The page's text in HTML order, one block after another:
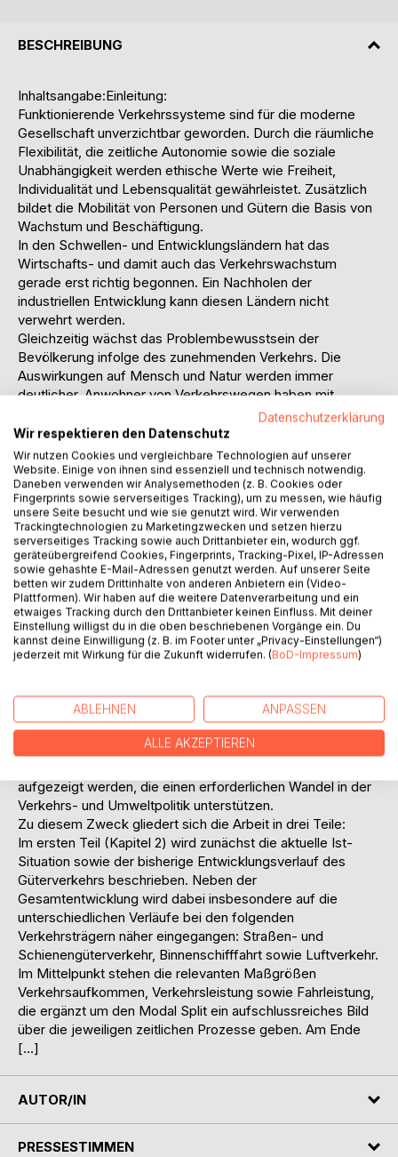
BESCHREIBUNG
Inhaltsangabe:Einleitung:
Funktionierende Verkehrssysteme sind für die moderne
Gesellschaft unverzichtbar geworden. Durch die räumliche
Flexibilität, die zeitliche Autonomie sowie die soziale
Unabhängigkeit werden ethische Werte wie Freiheit,
Individualität und Lebensqualität gewährleistet. Zusätzlich
bildet die Mobilität von Personen und Gütern die Basis von
Wachstum und Beschäftigung.
In den Schwellen- und Entwicklungsländern hat das
Wirtschafts- und damit auch das Verkehrswachstum
gerade erst richtig begonnen. Ein Nachholen der
industriellen Entwicklung kann diesen Ländern nicht
verwehrt werden.
Gleichzeitig wächst das Problembewusstsein der
Bevölkerung infolge des zunehmenden Verkehrs. Die
Auswirkungen auf Mensch und Natur werden immer
deutlicher. Anwohner von Verkehrswegen haben mit
Gesundheitsproblemen zu kämpfen und die
Klimareaktionen bestimmen die Nachrichten. Lange Zeit
wurde eine gedankenlose Verkehrsnutzung zum eigenen
Wohle toleriert. Als Konsequenz ist die heutige Organisation
des Personen- und Güterverkehrs mehr denn je zu
hinterfragen.
Dabei stellt sich auf der einen Seite der Personenverkehr
als weitaus umfangreicher und damit effektvoller auf die
Umweltwirkungen dar. Auf der anderen Seite ist dem
Güterverkehr eine wesentlich höhere Intensität der
Verkehrs- und Umweltfolgen anzulasten. Da der
Güterverkehr überproportional gegenüber dem
Personenverkehr anwächst, steht gerade er im Fokus der
nachhaltigen Verkehrs- und Umweltpolitik.
Gemäß den ökologischen Problemen soll es Ziel dieser
Arbeit sein, die Entwicklung des Güterverkehrs in
Deutschland anhand seinen ökologischen Auswirkungen zu
untersuchen. Durch eine Analyse der Ursachen und
aufgezeigt werden, die einen erforderlichen Wandel in der
Verkehrs- und Umweltpolitik unterstützen.
Zu diesem Zweck gliedert sich die Arbeit in drei Teile:
Im ersten Teil (Kapitel 2) wird zunächst die aktuelle Ist-
Situation sowie der bisherige Entwicklungsverlauf des
Güterverkehrs beschrieben. Neben der
Gesamtentwicklung wird dabei insbesondere auf die
unterschiedlichen Verläufe bei den folgenden
Verkehrsträgern näher eingegangen: Straßen- und
Schienengüterverkehr, Binnenschifffahrt sowie Luftverkehr.
Im Mittelpunkt stehen die relevanten Maßgrößen
Verkehrsaufkommen, Verkehrsleistung sowie Fahrleistung,
die ergänzt um den Modal Split ein aufschlussreiches Bild
über die jeweiligen zeitlichen Prozesse geben. Am Ende
[…]
AUTOR/IN
PRESSESTIMMEN
Datenschutzerklärung
Wir respektieren den Datenschutz
Wir nutzen Cookies und vergleichbare Technologien auf unserer
Website. Einige von ihnen sind essenziell und technisch notwendig.
Daneben verwenden wir Analysemethoden (z. B. Cookies oder
Fingerprints sowie serverseitiges Tracking), um zu messen, wie häufig
unsere Seite besucht und wie sie genutzt wird. Wir verwenden
Trackingtechnologien zu Marketingzwecken und setzen hierzu
serverseitiges Tracking sowie auch Drittanbieter ein, wodurch ggf.
geräteübergreifend Cookies, Fingerprints, Tracking-Pixel, IP-Adressen
sowie gehashte E-Mail-Adressen genutzt werden. Auf unserer Seite
betten wir zudem Drittinhalte von anderen Anbietern ein (Video-
Plattformen). Wir haben auf die weitere Datenverarbeitung und ein
etwaiges Tracking durch den Drittanbieter keinen Einfluss. Mit deiner
Einstellung willigst du in die oben beschriebenen Vorgänge ein. Du
kannst deine Einwilligung (z. B. im Footer unter „Privacy-Einstellungen“)
jederzeit mit Wirkung für die Zukunft widerrufen. (BoD-Impressum)
ABLEHNEN ANPASSEN
ALLE AKZEPTIEREN